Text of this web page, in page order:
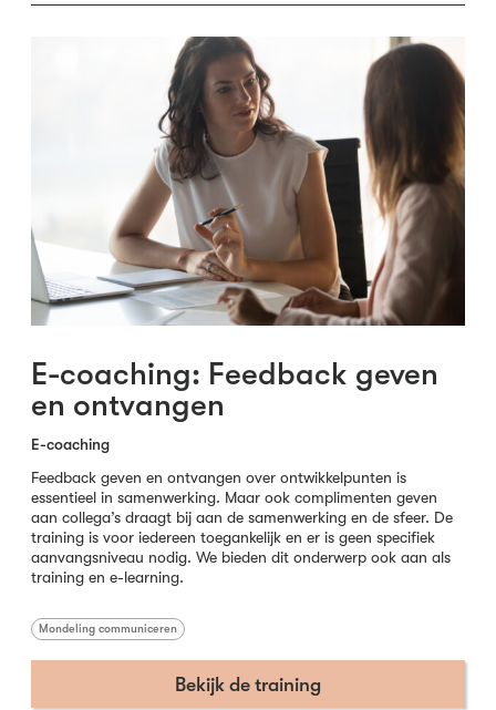
E-coaching: Feedback geven
en ontvangen
E-coaching
Feedback geven en ontvangen over ontwikkelpunten is
essentieel in samenwerking. Maar ook complimenten geven
aan collega’s draagt bij aan de samenwerking en de sfeer. De
training is voor iedereen toegankelijk en er is geen specifiek
aanvangsniveau nodig. We bieden dit onderwerp ook aan als
training en e-learning.
Mondeling communiceren
Bekijk de training